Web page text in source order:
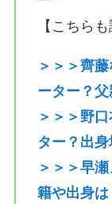
【こちら
＞＞＞齊
ーター？
＞＞＞野
ター？出
＞＞＞早
籍や出身